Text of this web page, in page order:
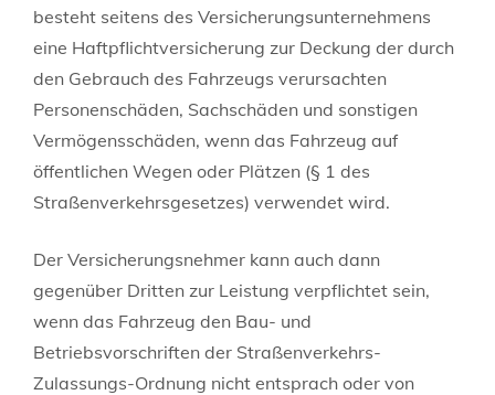
besteht seitens des Versicherungsunternehmens
eine Haftpflichtversicherung zur Deckung der durch
den Gebrauch des Fahrzeugs verursachten
Personenschäden, Sachschäden und sonstigen
Vermögensschäden, wenn das Fahrzeug auf
öffentlichen Wegen oder Plätzen (§ 1 des
Straßenverkehrsgesetzes) verwendet wird.
Der Versicherungsnehmer kann auch dann
gegenüber Dritten zur Leistung verpflichtet sein,
wenn das Fahrzeug den Bau- und
Betriebsvorschriften der Straßenverkehrs-
Zulassungs-Ordnung nicht entsprach oder von